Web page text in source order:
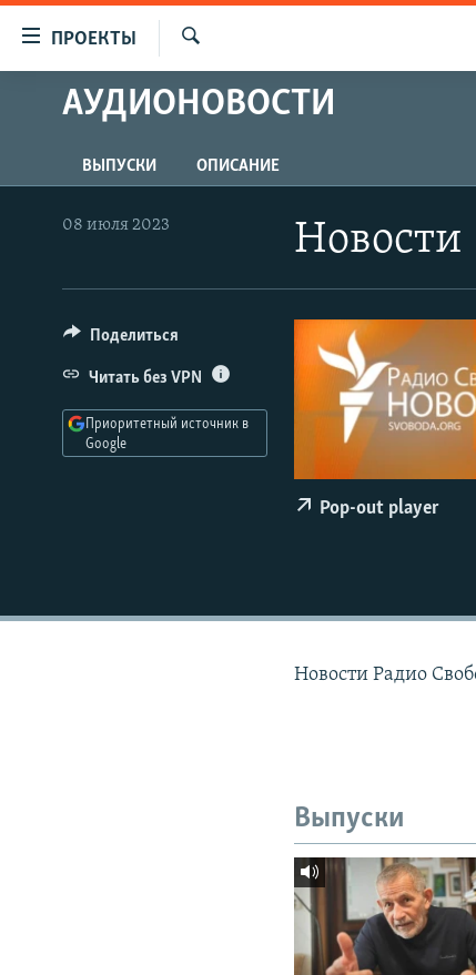
упрощенного
доступа
Вернуться
к
основному
главной
Вернутся
ПРОЕКТЫ
ПРОГРАММЫ
АВТОРСКИЕ ПРОЕКТЫ
ЦИТАТЫ СВОБОДЫ
IDEL.РЕАЛИИ
КАВКАЗ.РЕАЛИИ
СЕВЕР.РЕАЛИИ
СИБИРЬ.РЕАЛИИ
АУДИОНОВОСТИ
ВЫПУСКИ ОПИСАНИЕ
Новости
08 июля 2023
Pop-out player
Поделиться
Читать без VPN
Приоритетный источник в
Google
Новости Радио
Выпуски